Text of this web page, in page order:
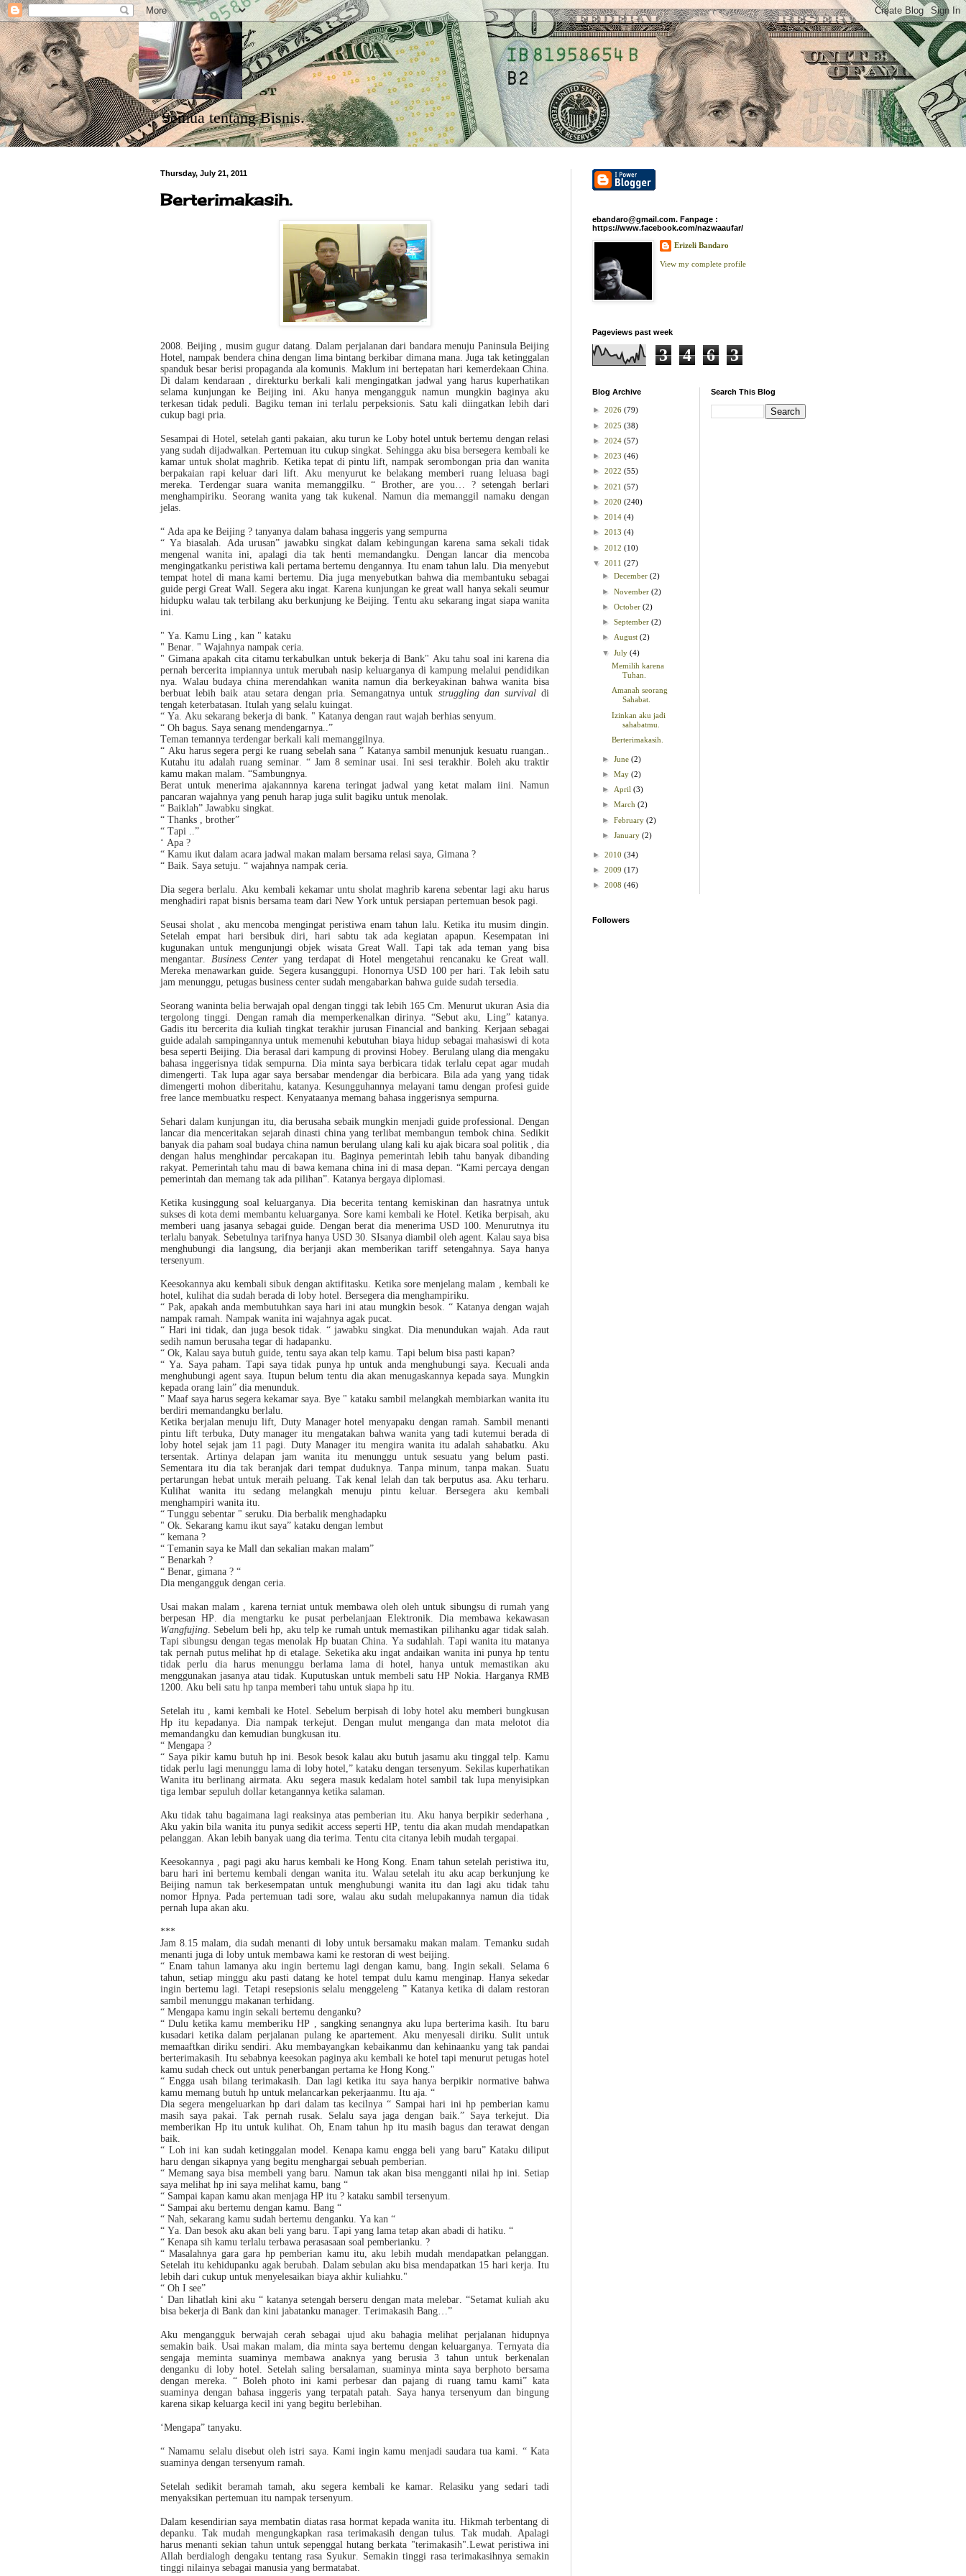
Semua tentang Bisnis.
Thursday, July 21, 2011
Berterimakasih.
2008. Beijing , musim gugur datang. Dalam perjalanan dari bandara menuju Paninsula Beijing
Hotel, nampak bendera china dengan lima bintang berkibar dimana mana. Juga tak ketinggalan
spanduk besar berisi propaganda ala komunis. Maklum ini bertepatan hari kemerdekaan China.
Di dalam kendaraan , direkturku berkali kali mengingatkan jadwal yang harus kuperhatikan
selama kunjungan ke Beijing ini. Aku hanya mengangguk namun mungkin baginya aku
terkesan tidak peduli. Bagiku teman ini terlalu perpeksionis. Satu kali diingatkan lebih dari
cukup bagi pria.
Sesampai di Hotel, setelah ganti pakaian, aku turun ke Loby hotel untuk bertemu dengan relasi
yang sudah dijadwalkan. Pertemuan itu cukup singkat. Sehingga aku bisa bersegera kembali ke
kamar untuk sholat maghrib. Ketika tepat di pintu lift, nampak serombongan pria dan wanita
berpakaian rapi keluar dari lift. Aku menyurut ke belakang memberi ruang leluasa bagi
mereka. Terdengar suara wanita memanggilku. “ Brother, are you… ? setengah berlari
menghampiriku. Seorang wanita yang tak kukenal. Namun dia memanggil namaku dengan
jelas.
“ Ada apa ke Beijing ? tanyanya dalam bahasa inggeris yang sempurna
“ Ya biasalah. Ada urusan” jawabku singkat dalam kebingungan karena sama sekali tidak
mengenal wanita ini, apalagi dia tak henti memandangku. Dengan lancar dia mencoba
mengingatkanku peristiwa kali pertama bertemu dengannya. Itu enam tahun lalu. Dia menyebut
tempat hotel di mana kami bertemu. Dia juga menyebutkan bahwa dia membantuku sebagai
guide pergi Great Wall. Segera aku ingat. Karena kunjungan ke great wall hanya sekali seumur
hidupku walau tak terbilang aku berkunjung ke Beijing. Tentu aku sekarang ingat siapa wanita
ini.
" Ya. Kamu Ling , kan " kataku
" Benar. " Wajahnya nampak ceria.
" Gimana apakah cita citamu terkabulkan untuk bekerja di Bank" Aku tahu soal ini karena dia
pernah bercerita impiannya untuk merubah nasip keluarganya di kampung melalui pendidikan
nya. Walau budaya china merendahkan wanita namun dia berkeyakinan bahwa wanita bisa
berbuat lebih baik atau setara dengan pria. Semangatnya untuk struggling dan survival di
tengah keterbatasan. Itulah yang selalu kuingat.
“ Ya. Aku sekarang bekerja di bank. " Katanya dengan raut wajah berhias senyum.
“ Oh bagus. Saya senang mendengarnya..”
Teman temannya terdengar berkali kali memanggilnya.
“ Aku harus segera pergi ke ruang sebelah sana ” Katanya sambil menunjuk kesuatu ruangan..
Kutahu itu adalah ruang seminar. “ Jam 8 seminar usai. Ini sesi terakhir. Boleh aku traktir
kamu makan malam. “Sambungnya.
Berat untuk menerima ajakannnya karena teringat jadwal yang ketat malam iini. Namun
pancaran wajahnya yang penuh harap juga sulit bagiku untuk menolak.
“ Baiklah” Jawabku singkat.
“ Thanks , brother”
“ Tapi ..”
‘ Apa ?
“ Kamu ikut dalam acara jadwal makan malam bersama relasi saya, Gimana ?
“ Baik. Saya setuju. “ wajahnya nampak ceria.
Dia segera berlalu. Aku kembali kekamar untu sholat maghrib karena sebentar lagi aku harus
menghadiri rapat bisnis bersama team dari New York untuk persiapan pertemuan besok pagi.
Seusai sholat , aku mencoba mengingat peristiwa enam tahun lalu. Ketika itu musim dingin.
Setelah empat hari bersibuk diri, hari sabtu tak ada kegiatan apapun. Kesempatan ini
kugunakan untuk mengunjungi objek wisata Great Wall. Tapi tak ada teman yang bisa
mengantar. Business Centeryang terdapat di Hotel mengetahui rencanaku ke Great wall.
Mereka menawarkan guide. Segera kusanggupi. Honornya USD 100 per hari. Tak lebih satu
jam menunggu, petugas business center sudah mengabarkan bahwa guide sudah tersedia.
Seorang waninta belia berwajah opal dengan tinggi tak lebih 165 Cm. Menurut ukuran Asia dia
tergolong tinggi. Dengan ramah dia memperkenalkan dirinya. “Sebut aku, Ling” katanya.
Gadis itu bercerita dia kuliah tingkat terakhir jurusan Financial and banking. Kerjaan sebagai
guide adalah sampingannya untuk memenuhi kebutuhan biaya hidup sebagai mahasiswi di kota
besa seperti Beijing. Dia berasal dari kampung di provinsi Hobey. Berulang ulang dia mengaku
bahasa inggerisnya tidak sempurna. Dia minta saya berbicara tidak terlalu cepat agar mudah
dimengerti. Tak lupa agar saya bersabar mendengar dia berbicara. Bila ada yang yang tidak
dimengerti mohon diberitahu, katanya. Kesungguhannya melayani tamu dengan profesi guide
free lance membuatku respect. Kenyataanya memang bahasa inggerisnya sempurna.
Sehari dalam kunjungan itu, dia berusaha sebaik mungkin menjadi guide professional. Dengan
lancar dia menceritakan sejarah dinasti china yang terlibat membangun tembok china. Sedikit
banyak dia paham soal budaya china namun berulang ulang kali ku ajak bicara soal politik , dia
dengan halus menghindar percakapan itu. Baginya pemerintah lebih tahu banyak dibanding
rakyat. Pemerintah tahu mau di bawa kemana china ini di masa depan. “Kami percaya dengan
pemerintah dan memang tak ada pilihan”. Katanya bergaya diplomasi.
Ketika kusinggung soal keluarganya. Dia becerita tentang kemiskinan dan hasratnya untuk
sukses di kota demi membantu keluarganya. Sore kami kembali ke Hotel. Ketika berpisah, aku
memberi uang jasanya sebagai guide. Dengan berat dia menerima USD 100. Menurutnya itu
terlalu banyak. Sebetulnya tarifnya hanya USD 30. SIsanya diambil oleh agent. Kalau saya bisa
menghubungi dia langsung, dia berjanji akan memberikan tariff setengahnya. Saya hanya
tersenyum.
Keesokannya aku kembali sibuk dengan aktifitasku. Ketika sore menjelang malam , kembali ke
hotel, kulihat dia sudah berada di loby hotel. Bersegera dia menghampiriku.
“ Pak, apakah anda membutuhkan saya hari ini atau mungkin besok. “ Katanya dengan wajah
nampak ramah. Nampak wanita ini wajahnya agak pucat.
“ Hari ini tidak, dan juga besok tidak. “ jawabku singkat. Dia menundukan wajah. Ada raut
sedih namun berusaha tegar di hadapanku.
“ Ok, Kalau saya butuh guide, tentu saya akan telp kamu. Tapi belum bisa pasti kapan?
“ Ya. Saya paham. Tapi saya tidak punya hp untuk anda menghubungi saya. Kecuali anda
menghubungi agent saya. Itupun belum tentu dia akan menugaskannya kepada saya. Mungkin
kepada orang lain” dia menunduk.
" Maaf saya harus segera kekamar saya. Bye " kataku sambil melangkah membiarkan wanita itu
berdiri memandangku berlalu.
Ketika berjalan menuju lift, Duty Manager hotel menyapaku dengan ramah. Sambil menanti
pintu lift terbuka, Duty manager itu mengatakan bahwa wanita yang tadi kutemui berada di
loby hotel sejak jam 11 pagi. Duty Manager itu mengira wanita itu adalah sahabatku. Aku
tersentak. Artinya delapan jam wanita itu menunggu untuk sesuatu yang belum pasti.
Sementara itu dia tak beranjak dari tempat duduknya. Tanpa minum, tanpa makan. Suatu
pertarungan hebat untuk meraih peluang. Tak kenal lelah dan tak berputus asa. Aku terharu.
Kulihat wanita itu sedang melangkah menuju pintu keluar. Bersegera aku kembali
menghampiri wanita itu.
“ Tunggu sebentar " seruku. Dia berbalik menghadapku
" Ok. Sekarang kamu ikut saya” kataku dengan lembut
“ kemana ?
“ Temanin saya ke Mall dan sekalian makan malam”
“ Benarkah ?
“ Benar, gimana ? “
Dia mengangguk dengan ceria.
Usai makan malam , karena terniat untuk membawa oleh oleh untuk sibungsu di rumah yang
berpesan HP. dia mengtarku ke pusat perbelanjaan Elektronik. Dia membawa kekawasan
Wangfujing. Sebelum beli hp, aku telp ke rumah untuk memastikan pilihanku agar tidak salah.
Tapi sibungsu dengan tegas menolak Hp buatan China. Ya sudahlah. Tapi wanita itu matanya
tak pernah putus melihat hp di etalage. Seketika aku ingat andaikan wanita ini punya hp tentu
tidak perlu dia harus menunggu berlama lama di hotel, hanya untuk memastikan aku
menggunakan jasanya atau tidak. Kuputuskan untuk membeli satu HP Nokia. Harganya RMB
1200. Aku beli satu hp tanpa memberi tahu untuk siapa hp itu.
Setelah itu , kami kembali ke Hotel. Sebelum berpisah di loby hotel aku memberi bungkusan
Hp itu kepadanya. Dia nampak terkejut. Dengan mulut menganga dan mata melotot dia
memandangku dan kemudian bungkusan itu.
“ Mengapa ?
“ Saya pikir kamu butuh hp ini. Besok besok kalau aku butuh jasamu aku tinggal telp. Kamu
tidak perlu lagi menunggu lama di loby hotel,” kataku dengan tersenyum. Sekilas kuperhatikan
Wanita itu berlinang airmata. Aku segera masuk kedalam hotel sambil tak lupa menyisipkan
tiga lembar sepuluh dollar ketangannya ketika salaman.
Aku tidak tahu bagaimana lagi reaksinya atas pemberian itu. Aku hanya berpikir sederhana ,
Aku yakin bila wanita itu punya sedikit access seperti HP, tentu dia akan mudah mendapatkan
pelanggan. Akan lebih banyak uang dia terima. Tentu cita citanya lebih mudah tergapai.
Keesokannya , pagi pagi aku harus kembali ke Hong Kong. Enam tahun setelah peristiwa itu,
baru hari ini bertemu kembali dengan wanita itu. Walau setelah itu aku acap berkunjung ke
Beijing namun tak berkesempatan untuk menghubungi wanita itu dan lagi aku tidak tahu
nomor Hpnya. Pada pertemuan tadi sore, walau aku sudah melupakannya namun dia tidak
pernah lupa akan aku.
***
Jam 8.15 malam, dia sudah menanti di loby untuk bersamaku makan malam. Temanku sudah
menanti juga di loby untuk membawa kami ke restoran di west beijing.
“ Enam tahun lamanya aku ingin bertemu lagi dengan kamu, bang. Ingin sekali. Selama 6
tahun, setiap minggu aku pasti datang ke hotel tempat dulu kamu menginap. Hanya sekedar
ingin bertemu lagi. Tetapi resepsionis selalu menggeleng ” Katanya ketika di dalam restoran
sambil menunggu makanan terhidang.
“ Mengapa kamu ingin sekali bertemu denganku?
“ Dulu ketika kamu memberiku HP , sangking senangnya aku lupa berterima kasih. Itu baru
kusadari ketika dalam perjalanan pulang ke apartement. Aku menyesali diriku. Sulit untuk
memaaftkan diriku sendiri. Aku membayangkan kebaikanmu dan kehinaanku yang tak pandai
berterimakasih. Itu sebabnya keesokan paginya aku kembali ke hotel tapi menurut petugas hotel
kamu sudah check out untuk penerbangan pertama ke Hong Kong."
“ Engga usah bilang terimakasih. Dan lagi ketika itu saya hanya berpikir normative bahwa
kamu memang butuh hp untuk melancarkan pekerjaanmu. Itu aja. “
Dia segera mengeluarkan hp dari dalam tas kecilnya “ Sampai hari ini hp pemberian kamu
masih saya pakai. Tak pernah rusak. Selalu saya jaga dengan baik.” Saya terkejut. Dia
memberikan Hp itu untuk kulihat. Oh, Enam tahun hp itu masih bagus dan terawat dengan
baik.
“ Loh ini kan sudah ketinggalan model. Kenapa kamu engga beli yang baru” Kataku diliput
haru dengan sikapnya yang begitu menghargai sebuah pemberian.
“ Memang saya bisa membeli yang baru. Namun tak akan bisa mengganti nilai hp ini. Setiap
saya melihat hp ini saya melihat kamu, bang “
“ Sampai kapan kamu akan menjaga HP itu ? kataku sambil tersenyum.
“ Sampai aku bertemu dengan kamu. Bang “
“ Nah, sekarang kamu sudah bertemu denganku. Ya kan “
“ Ya. Dan besok aku akan beli yang baru. Tapi yang lama tetap akan abadi di hatiku. “
“ Kenapa sih kamu terlalu terbawa perasasaan soal pemberianku. ?
“ Masalahnya gara gara hp pemberian kamu itu, aku lebih mudah mendapatkan pelanggan.
Setelah itu kehidupanku agak berubah. Dalam sebulan aku bisa mendapatkan 15 hari kerja. Itu
lebih dari cukup untuk menyelesaikan biaya akhir kuliahku."
“ Oh I see”
‘ Dan lihatlah kini aku “ katanya setengah berseru dengan mata melebar. “Setamat kuliah aku
bisa bekerja di Bank dan kini jabatanku manager. Terimakasih Bang…”
Aku mengangguk berwajah cerah sebagai ujud aku bahagia melihat perjalanan hidupnya
semakin baik. Usai makan malam, dia minta saya bertemu dengan keluarganya. Ternyata dia
sengaja meminta suaminya membawa anaknya yang berusia 3 tahun untuk berkenalan
denganku di loby hotel. Setelah saling bersalaman, suaminya minta saya berphoto bersama
dengan mereka. “ Boleh photo ini kami perbesar dan pajang di ruang tamu kami” kata
suaminya dengan bahasa inggeris yang terpatah patah. Saya hanya tersenyum dan bingung
karena sikap keluarga kecil ini yang begitu berlebihan.
‘Mengapa” tanyaku.
“ Namamu selalu disebut oleh istri saya. Kami ingin kamu menjadi saudara tua kami. “ Kata
suaminya dengan tersenyum ramah.
Setelah sedikit beramah tamah, aku segera kembali ke kamar. Relasiku yang sedari tadi
menyaksikan pertemuan itu nampak tersenyum.
Dalam kesendirian saya membatin diatas rasa hormat kepada wanita itu. Hikmah terbentang di
depanku. Tak mudah mengungkapkan rasa terimakasih dengan tulus. Tak mudah. Apalagi
harus menanti sekian tahun untuk sepenggal hutang berkata "terimakasih".Lewat peristiwa ini
Allah berdialogh dengaku tentang rasa Syukur. Semakin tinggi rasa terimakasihnya semakin
tinggi nilainya sebagai manusia yang bermatabat.
ebandaro@gmail.com. Fanpage :
https://www.facebook.com/nazwaaufar/
Erizeli Bandaro
View my complete profile
Pageviews past week
3 4 6 3
Blog Archive
► 2026 (79)
► 2025 (38)
► 2024 (57)
► 2023 (46)
► 2022 (55)
► 2021 (57)
► 2020 (240)
► 2014 (4)
► 2013 (4)
► 2012 (10)
▼ 2011 (27)
►December(2)
►November(2)
►October(2)
►September(2)
► August(2)
▼July(4)
Memilih karena
Tuhan.
Amanah seorang
Sahabat.
Izinkan aku jadi
sahabatmu.
Berterimakasih.
►June(2)
►May(2)
► April(3)
►March(2)
►February(2)
►January(2)
► 2010 (34)
► 2009 (17)
► 2008 (46)
Search This Blog
Followers